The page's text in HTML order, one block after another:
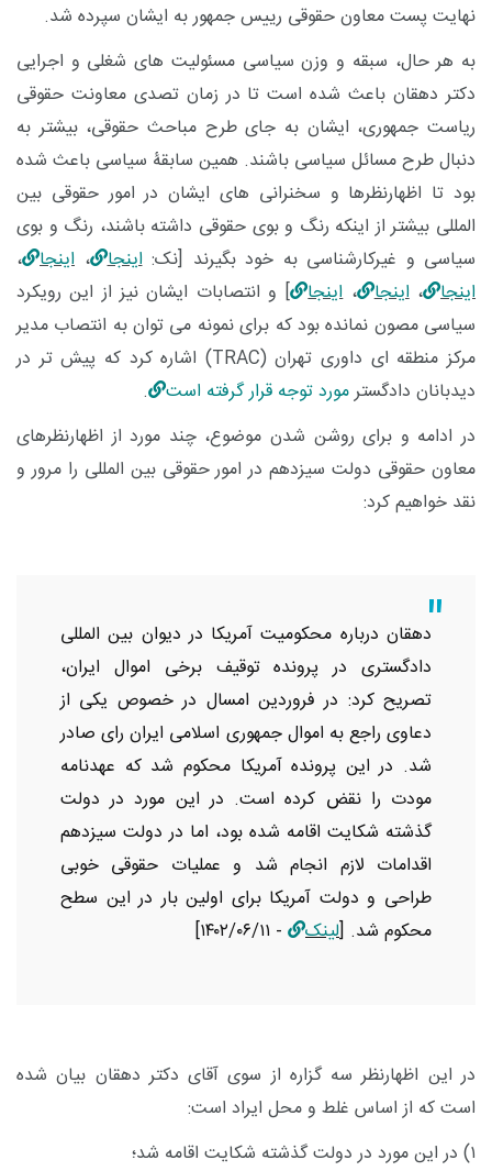
نهایت پست معاون حقوقی رییس جمهور به ایشان سپرده شد.
به هر حال، سبقه و وزن سیاسی مسئولیت های شغلی و اجرایی
دکتر دهقان باعث شده است تا در زمان تصدی معاونت حقوقی
ریاست جمهوری، ایشان به جای طرح مباحث حقوقی، بیشتر به
دنبال طرح مسائل سیاسی باشند. همین سابقۀ سیاسی باعث شده
بود تا اظهارنظرها و سخنرانی های ایشان در امور حقوقی بین
المللی بیشتر از اینکه رنگ و بوی حقوقی داشته باشند، رنگ و بوی
سیاسی و غیرکارشناسی به خود بگیرند [نک:اینجا ، اینجا ،
اینجا ،اینجا ،اینجا ] و انتصابات ایشان نیز از این رویکرد
سیاسی مصون نمانده بود که برای نمونه می توان به انتصاب مدیر
مرکز منطقه ای داوری تهران (TRAC) اشاره کرد که پیش تر در
دیدبانان دادگسترمورد توجه قرار گرفته است
.
در ادامه و برای روشن شدن موضوع، چند مورد از اظهارنظرهای
معاون حقوقی دولت سیزدهم در امور حقوقی بین المللی را مرور و
نقد خواهیم کرد:
دهقان درباره محکومیت آمریکا در دیوان بین المللی
دادگستری در پرونده توقیف برخی اموال ایران،
تصریح کرد: در فروردین امسال در خصوص یکی از
دعاوی راجع به اموال جمهوری اسلامی ایران رای صادر
شد. در این پرونده آمریکا محکوم شد که عهدنامه
مودت را نقض کرده است. در این مورد در دولت
گذشته شکایت اقامه شده بود، اما در دولت سیزدهم
اقدامات لازم انجام شد و عملیات حقوقی خوبی
طراحی و دولت آمریکا برای اولین بار در این سطح
محکوم شد.
[لینک - ۱۴۰۲/۰۶/۱۱]
در این اظهارنظر سه گزاره از سوی آقای دکتر دهقان بیان شده
است که از اساس غلط و محل ایراد است:
۱) در این مورد در دولت گذشته شکایت اقامه شد؛